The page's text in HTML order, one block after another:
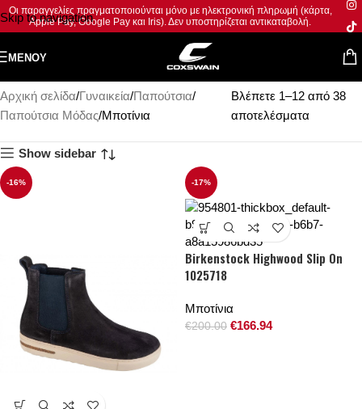
Skip to navigation
Skip to main content
Οι παραγγελίες πραγματοποιούνται μόνο με ηλεκτρονική πληρωμή (κάρτα,
Apple Pay, Google Pay και Iris). Δεν υποστηρίζεται αντικαταβολή.
ΜΕΝΟΎ Κατηγορίες
Αρχική σελίδα Γυναικεία Παπούτσια
Παπούτσια Μόδας Μποτίνια
Βλέπετε 1–12 από 38
αποτελέσματα
Show sidebar
-16% -17%
Birkenstock Highwood Slip On
1025718
Μποτίνια
€200.00 €166.94